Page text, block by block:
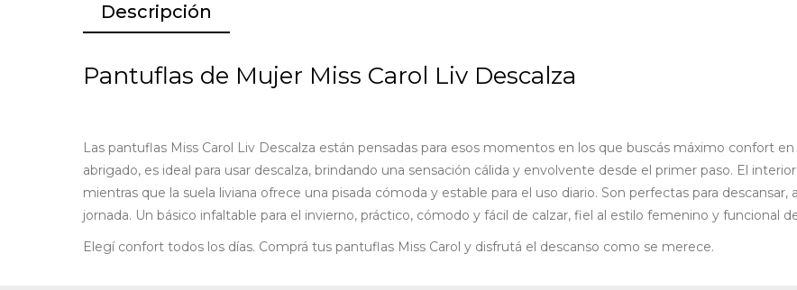
Descripción
Pantuflas de Mujer Miss Carol Liv Descalza
Las pantuflas Miss Carol Liv Descalza están pensadas para esos momentos en los que buscás máximo confort
abrigado, es ideal para usar descalza, brindando una sensación cálida y envolvente desde el primer paso. El
mientras que la suela liviana ofrece una pisada cómoda y estable para el uso diario. Son perfectas para
jornada. Un básico infaltable para el invierno, práctico, cómodo y fácil de calzar, fiel al estilo femenino y funcional
Elegí confort todos los días. Comprá tus pantuflas Miss Carol y disfrutá el descanso como se merece.